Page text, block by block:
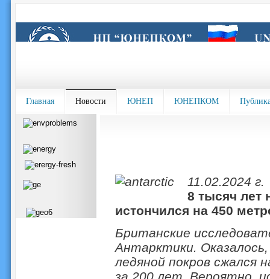
Главная Новости ЮНЕП ЮНЕПКОМ
11.02.2024 г.
8 тысяч лет
истончился на 450
Британские
Антарктики.
ледяной покров сжался